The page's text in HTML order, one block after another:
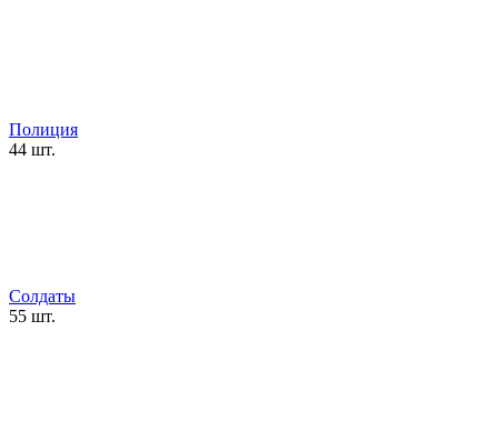
Полиция
44 шт.
Солдаты
55 шт.